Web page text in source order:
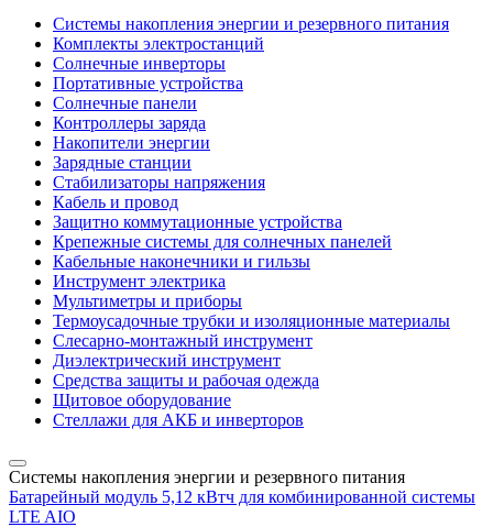
Системы накопления энергии и резервного питания
Комплекты электростанций
Солнечные инверторы
Портативные устройства
Солнечные панели
Контроллеры заряда
Накопители энергии
Зарядные станции
Стабилизаторы напряжения
Кабель и провод
Защитно коммутационные устройства
Крепежные системы для солнечных панелей
Кабельные наконечники и гильзы
Инструмент электрика
Мультиметры и приборы
Термоусадочные трубки и изоляционные материалы
Слесарно-монтажный инструмент
Диэлектрический инструмент
Средства защиты и рабочая одежда
Щитовое оборудование
Стеллажи для АКБ и инверторов
Системы накопления энергии и резервного питания
Батарейный модуль 5,12 кВтч для комбинированной системы
LTE AIO